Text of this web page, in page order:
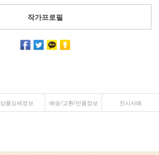
작가프로필
상품상세정보 배송/교환/반품정보 전시사례